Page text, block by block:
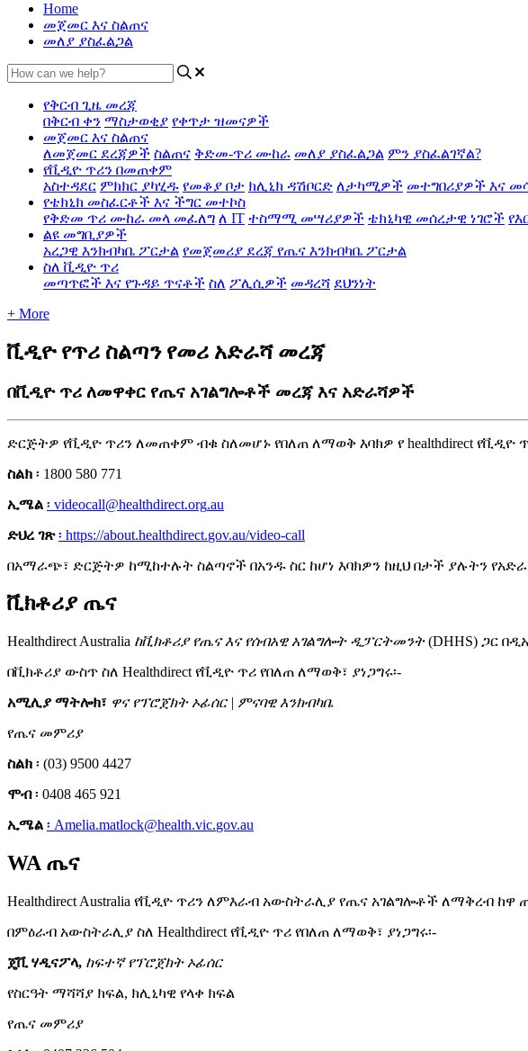
Home
መጀመር እና ስልጠና
መለያ ያስፈልጋል
የቅርብ ጊዜ መረጃ
በቅርብ ቀን ማስታወቂያ የቀጥታ ዝመናዎች
መጀመር እና ስልጠና
ለመጀመር ደረጃዎች ስልጠና ቅድመ-ጥሪ ሙከራ መለያ ያስፈልጋል ምን ያስፈልገኛል?
የቪዲዮ ጥሪን በመጠቀም
አስተዳደር ምክክር ያካሂዱ የመቆያ ቦታ ክሊኒክ ዳሽቦርድ ለታካሚዎች መተግበሪያዎች እና
የቴክኒክ መስፈርቶች እና ችግር መተኮስ
የቅድመ ጥሪ ሙከራ መላ መፈለግ ለ IT ተስማሚ መሣሪያዎች ቴክኒካዊ መሰረታዊ ነገሮች
ልዩ መግቢያዎች
አረጋዊ እንክብካቤ ፖርታል የመጀመሪያ ደረጃ የጤና እንክብካቤ ፖርታል
ስለ ቪዲዮ ጥሪ
መጣጥፎች እና የጉዳይ ጥናቶች ስለ ፖሊሲዎች መዳረሻ ደህንነት
+ More
ቪዲዮ የጥሪ ስልጣን የመሪ አድራሻ መረጃ
በቪዲዮ ጥሪ ለመዋቀር የጤና አገልግሎቶች መረጃ እና አድራሻዎች
ድርጅትዎ የቪዲዮ ጥሪን ለመጠቀም ብቁ ስለመሆኑ የበለጠ ለማወቅ እባክዎ የ healthdirect የቪዲዮ
ስልክ ፡ 1800 580 771
ኢሜል ፡ videocall@healthdirect.org.au
ድህረ ገጽ ፡ https://about.healthdirect.gov.au/video-call
በአማራጭ፣ ድርጅትዎ ከሚከተሉት ስልጣኖች በአንዱ ስር ከሆነ እባክዎን ከዚህ በታች ያሉትን የአድራ
ቪክቶሪያ ጤና
Healthdirect Australia ከቪክቶሪያ የጤና እና የሰብአዊ አገልግሎት ዲፓርትመንት (DHHS) ጋር በዲ
በቪክቶሪያ ውስጥ ስለ Healthdirect የቪዲዮ ጥሪ የበለጠ ለማወቅ፣ ያነጋግሩ፡-
አሚሊያ ማትሎክ፣ ዋና የፕሮጀክት ኦፊሰር | ምናባዊ እንክብካቤ
የጤና መምሪያ
ስልክ ፡ (03) 9500 4427
ሞብ ፡ 0408 465 921
ኢሜል ፡ Amelia.matlock@health.vic.gov.au
WA ጤና
Healthdirect Australia የቪዲዮ ጥሪን ለምእራብ አውስትራሊያ የጤና አገልግሎቶች ለማቅረብ ከዋ
በምዕራብ አውስትራሊያ ስለ Healthdirect የቪዲዮ ጥሪ የበለጠ ለማወቅ፣ ያነጋግሩ፡-
ጄቪ ሃዲናፖላ, ከፍተኛ የፕሮጀክት ኦፊሰር
የስርዓት ማሻሻያ ክፍል, ክሊኒካዊ የላቀ ክፍል
የጤና መምሪያ